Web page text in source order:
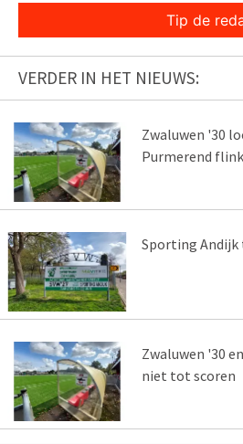
Tip de
VERDER IN HET NIEUWS:
Zwaluwen '30
Purmerend
Sporting Andijk
Zwaluwen '30
niet tot scoren